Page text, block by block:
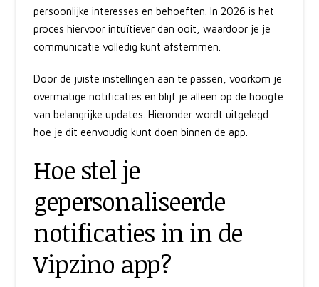
persoonlijke interesses en behoeften. In 2026 is het
proces hiervoor intuïtiever dan ooit, waardoor je je
communicatie volledig kunt afstemmen.
Door de juiste instellingen aan te passen, voorkom je
overmatige notificaties en blijf je alleen op de hoogte
van belangrijke updates. Hieronder wordt uitgelegd
hoe je dit eenvoudig kunt doen binnen de app.
Hoe stel je
gepersonaliseerde
notificaties in in de
Vipzino app?